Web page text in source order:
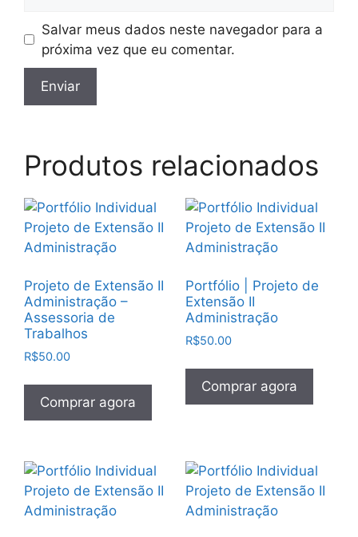
Salvar meus dados neste navegador para a
próxima vez que eu comentar.
Produtos relacionados
Projeto de Extensão II
Administração –
Assessoria de
Trabalhos
R$50.00
Comprar agora
Portfólio | Projeto de
Extensão II
Administração
R$50.00
Comprar agora